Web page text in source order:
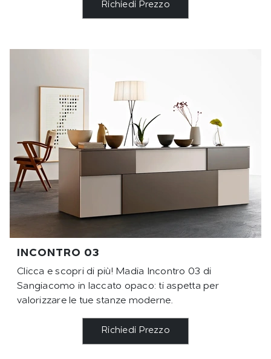
Richiedi Prezzo
INCONTRO 03
Clicca e scopri di più! Madia Incontro 03 di
Sangiacomo in laccato opaco: ti aspetta per
valorizzare le tue stanze moderne.
Richiedi Prezzo